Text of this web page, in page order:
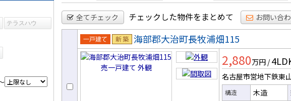
り込む
テラスハウ
全てチェック チェックした物件をまとめて お問い合
売一戸建
て
新築
海部郡大治町長牧浦畑115
2,880万円 /
名古屋市営地下鉄東
構造 木造